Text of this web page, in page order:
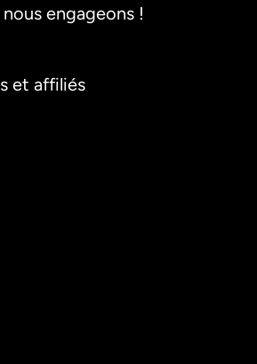
engageons !
et affiliés